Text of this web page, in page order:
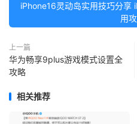
iPhone16灵动岛实用技巧分享
用
上一篇
华为畅享9plus游戏模式设置全
攻略
相关推荐